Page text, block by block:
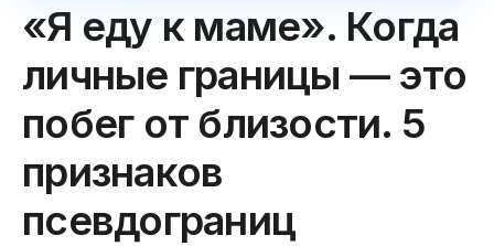
«Я еду к маме». Когда
личные границы — это
побег от близости. 5
признаков
псевдограниц